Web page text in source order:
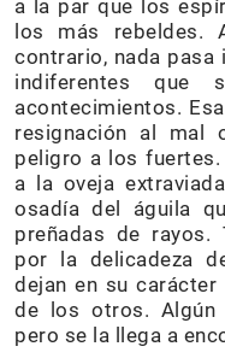
a la par que los
los más rebeldes.
contrario, nada pasa
indiferentes que
acontecimientos.
resignación al mal
peligro a los
a la oveja
osadía del águila
preñadas de rayos.
por la delicadeza
dejan en su carácter
de los otros. Algún
pero se la llega a